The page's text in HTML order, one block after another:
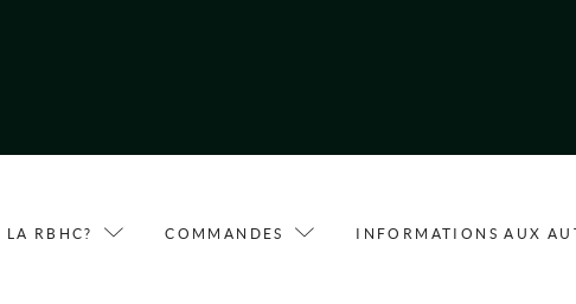
RBHC? COMMANDES INFORMATIONS AUX